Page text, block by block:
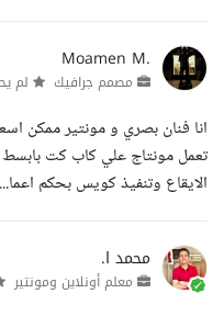
Moamen M.
مصمم جرافيك لم
انا فنان بصري و مونتير ممكن
تعمل مونتاج علي كاب كت
الايقاع وتنفيذ كويس بحكم اعما...
محمد ا.
معلم أونلاين ومونتير